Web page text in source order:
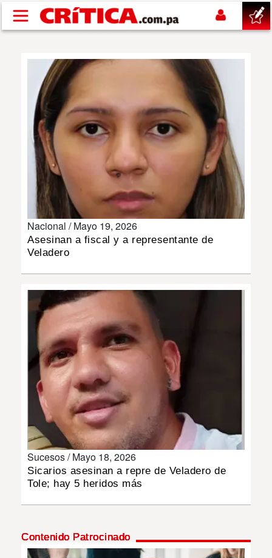
Pasar al contenido principal
SUCESOS
NACIONAL
POLÍTICA
DEPORTES
INSÓLITAS
MULTIMEDIA
IMPRESO
Nacional /Mayo 19, 2026
Asesinan a fiscal y a representante de
Veladero
Sucesos /Mayo 18, 2026
Sicarios asesinan a repre de Veladero de
Tole; hay 5 heridos más
Contenido Patrocinado